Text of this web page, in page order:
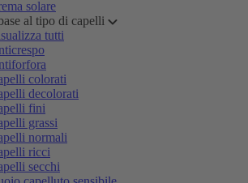
solare
al tipo di capelli
tutti
colorati
decolorati
fini
grassi
normali
ricci
secchi